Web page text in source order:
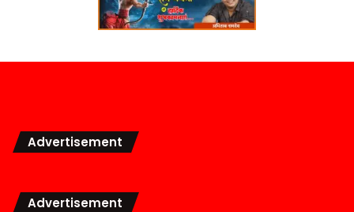
Advertisement
Advertisement